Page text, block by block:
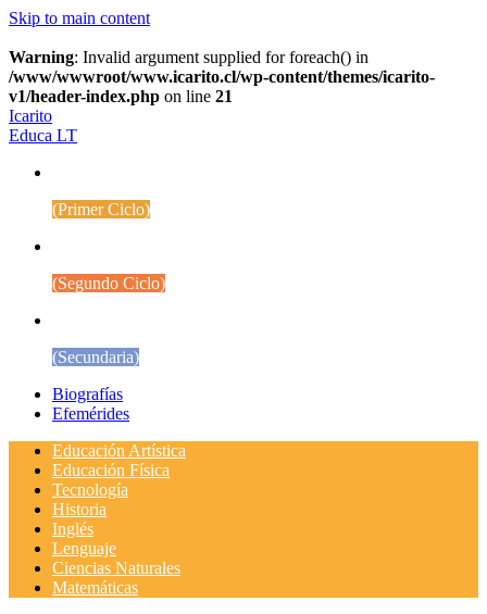
Skip to main content
Warning: Invalid argument supplied for foreach() in
/www/wwwroot/www.icarito.cl/wp-content/themes/icarito-
v1/header-index.php on line 21
Icarito
Educa LT
(Primer Ciclo)
(Segundo Ciclo)
(Secundaria)
Biografías
Efemérides
Educación Artística
Educación Física
Tecnología
Historia
Inglés
Lenguaje
Ciencias Naturales
Matemáticas